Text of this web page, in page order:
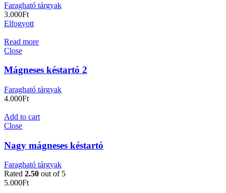
Faragható tárgyak
3.000Ft
Elfogyott
Read more
Close
Mágneses késtartó 2
Faragható tárgyak
4.000Ft
Add to cart
Close
Nagy mágneses késtartó
Faragható tárgyak
Rated 2.50 out of 5
5.000Ft